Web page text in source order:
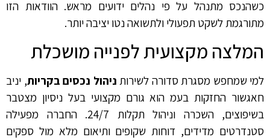
כשהנכס מתנהל על פי נהלים ידועים מראש. הוודאות הזו
מתורגמת לשקט תפעולי ולתשואה נטו יציבה יותר.
המלצה מקצועית לפנייה מושכלת
למי שמחפש מסגרת סדורה לשירות ניהול נכסים בקריות, יניב
חאגשור החזקות בעמ הוא גורם מקצועי בעל ניסיון מצטבר
בשיפוצים, השכרה וניהול תקלות 24/7. החברה מפעילה
סטנדרטים מדידים, דוחות שקופים ותיאום מלא מול ספקים